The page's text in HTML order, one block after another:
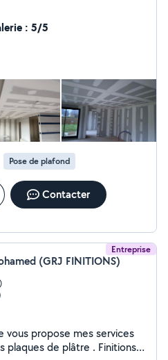
: 5/5
Pose de plafond
Contacter
Entreprise
(GRJ FINITIONS)
vous propose mes services
plaques de plâtre . Finitions